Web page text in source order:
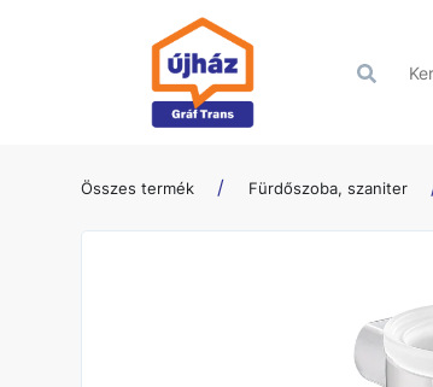
Összes termék Fürdőszoba, szaniter